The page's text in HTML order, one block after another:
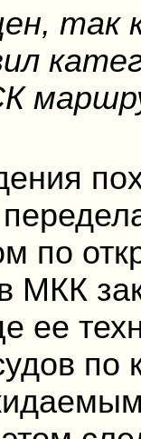
так
по
МКК
ее
по